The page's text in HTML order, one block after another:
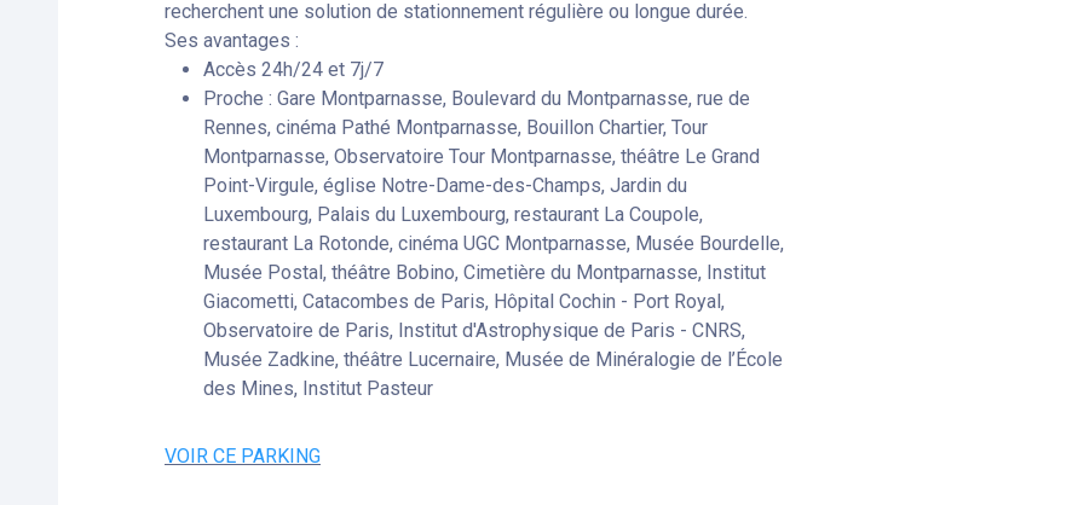
recherchent une solution de stationnement régulière ou longue durée.
Ses avantages :
Accès 24h/24 et 7j/7
Proche : Gare Montparnasse, Boulevard du Montparnasse, rue de
Rennes, cinéma Pathé Montparnasse, Bouillon Chartier, Tour
Montparnasse, Observatoire Tour Montparnasse, théâtre Le Grand
Point-Virgule, église Notre-Dame-des-Champs, Jardin du
Luxembourg, Palais du Luxembourg, restaurant La Coupole,
restaurant La Rotonde, cinéma UGC Montparnasse, Musée Bourdelle,
Musée Postal, théâtre Bobino, Cimetière du Montparnasse, Institut
Giacometti, Catacombes de Paris, Hôpital Cochin - Port Royal,
Observatoire de Paris, Institut d'Astrophysique de Paris - CNRS,
Musée Zadkine, théâtre Lucernaire, Musée de Minéralogie de l’École
des Mines, Institut Pasteur
VOIR CE PARKING